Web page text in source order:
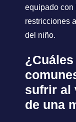
equipado con
restricciones
del niño.
sufrir al
de una